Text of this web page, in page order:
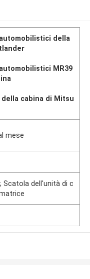
della
MR39
cabina di Mitsu
mese
Scatola dell'unità di c